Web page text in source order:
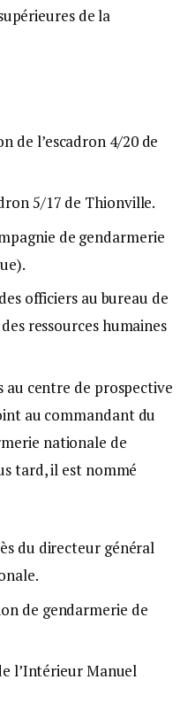
de la
de l’escadron 4/20 de
5/17 de Thionville.
de gendarmerie
officiers au bureau de
ressources humaines
au centre de prospective
au commandant du
nationale de
tard, il est nommé
du directeur général
de gendarmerie de
l’Intérieur Manuel